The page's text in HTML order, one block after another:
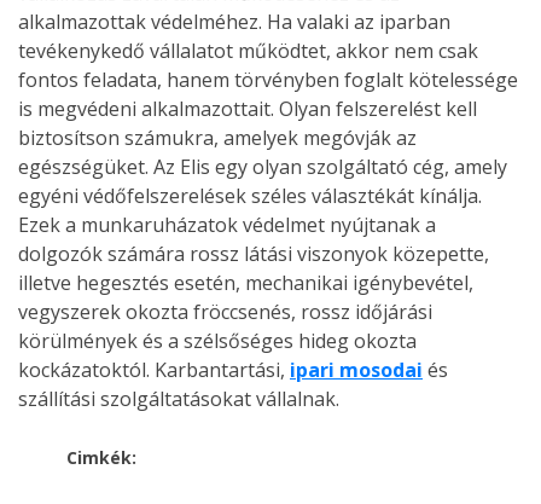
alkalmazottak védelméhez. Ha valaki az iparban
tevékenykedő vállalatot működtet, akkor nem csak
fontos feladata, hanem törvényben foglalt kötelessége
is megvédeni alkalmazottait. Olyan felszerelést kell
biztosítson számukra, amelyek megóvják az
egészségüket. Az Elis egy olyan szolgáltató cég, amely
egyéni védőfelszerelések széles választékát kínálja.
Ezek a munkaruházatok védelmet nyújtanak a
dolgozók számára rossz látási viszonyok közepette,
illetve hegesztés esetén, mechanikai igénybevétel,
vegyszerek okozta fröccsenés, rossz időjárási
körülmények és a szélsőséges hideg okozta
kockázatoktól. Karbantartási, ipari mosodai és
szállítási szolgáltatásokat vállalnak.
Cimkék: